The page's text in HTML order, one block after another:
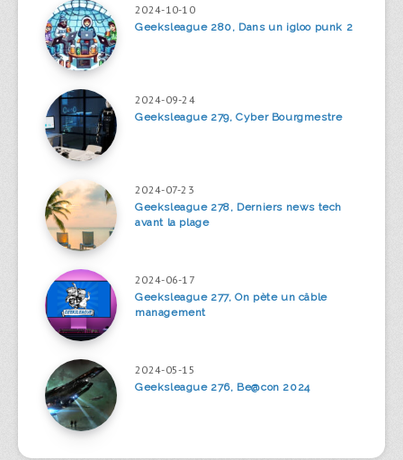
2024-10-10
Geeksleague 280, Dans un igloo punk 2
2024-09-24
Geeksleague 279, Cyber Bourgmestre
2024-07-23
Geeksleague 278, Derniers news tech
avant la plage
2024-06-17
Geeksleague 277, On pète un câble
management
2024-05-15
Geeksleague 276, Be@con 2024